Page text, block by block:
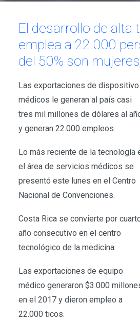
El desarrollo de alta
emplea a 22.000
del 50% son mujeres
Las exportaciones de
médicos le generan al país casi
tres mil millones de dólares al
y generan 22.000 empleos.
Lo más reciente de la tecnología
el área de servicios médicos se
presentó este lunes en el Centro
Nacional de Convenciones.
Costa Rica se convierte por
año consecutivo en el centro
tecnológico de la medicina.
Las exportaciones de equipo
médico generaron $3.000
en el 2017 y dieron empleo a
22.000 ticos.